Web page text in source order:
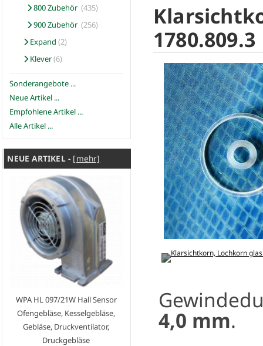
800 Zubehör (435)
900 Zubehör (256)
Expand (2)
Klever(6)
Sonderangebote ...
Neue Artikel ...
Empfohlene Artikel ...
Alle Artikel ...
NEUE ARTIKEL - [mehr]
WPA HL 097/21W Hall Sensor
Ofengebläse, Kesselgebläse,
Gebläse, Druckventilator,
Druckgebläse
1780.809.3
4,0 mm.